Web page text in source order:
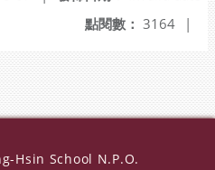
點閱數： 3164 |
Hsin School N.P.O.